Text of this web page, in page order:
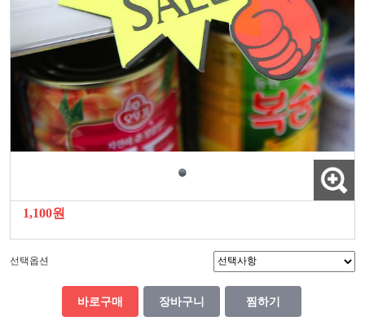
1,100원
선택옵션
바로구매 장바구니 찜하기